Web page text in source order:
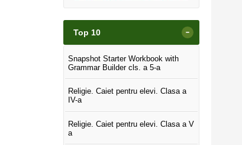
Top 10 -
Snapshot Starter Workbook with
Grammar Builder cls. a 5-a
Religie. Caiet pentru elevi. Clasa a
IV-a
Religie. Caiet pentru elevi. Clasa a V
a